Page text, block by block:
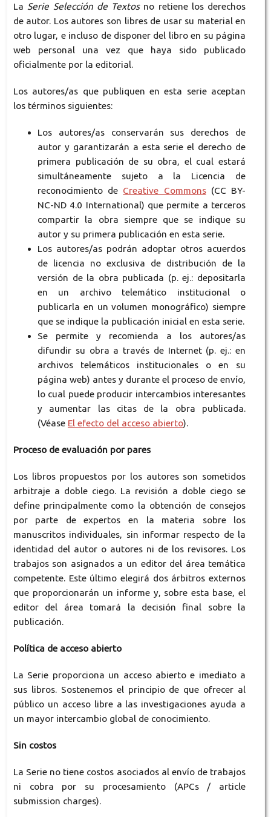
La Serie Selección de Textosno retiene los derechos
de autor. Los autores son libres de usar su material en
otro lugar, e incluso de disponer del libro en su página
web personal una vez que haya sido publicado
oficialmente por la editorial.
Los autores/as que publiquen en esta serie aceptan
los términos siguientes:
Los autores/as conservarán sus derechos de
autor y garantizarán a esta serie el derecho de
primera publicación de su obra, el cual estará
simultáneamente sujeto a la Licencia de
reconocimiento de Creative Commons(CC BY-
NC-ND 4.0 International) que permite a terceros
compartir la obra siempre que se indique su
autor y su primera publicación en esta serie.
Los autores/as podrán adoptar otros acuerdos
de licencia no exclusiva de distribución de la
versión de la obra publicada (p. ej.: depositarla
en un archivo telemático institucional o
publicarla en un volumen monográfico) siempre
que se indique la publicación inicial en esta serie.
Se permite y recomienda a los autores/as
difundir su obra a través de Internet (p. ej.: en
archivos telemáticos institucionales o en su
página web) antes y durante el proceso de envío,
lo cual puede producir intercambios interesantes
y aumentar las citas de la obra publicada.
(Véase El efecto del acceso abierto).
Proceso de evaluación por pares
Los libros propuestos por los autores son sometidos
arbitraje a doble ciego. La revisión a doble ciego se
define principalmente como la obtención de consejos
por parte de expertos en la materia sobre los
manuscritos individuales, sin informar respecto de la
identidad del autor o autores ni de los revisores. Los
trabajos son asignados a un editor del área temática
competente. Este último elegirá dos árbitros externos
que proporcionarán un informe y, sobre esta base, el
editor del área tomará la decisión final sobre la
publicación.
Política de acceso abierto
La Serie proporciona un acceso abierto e imediato a
sus libros. Sostenemos el principio de que ofrecer al
público un acceso libre a las investigaciones ayuda a
un mayor intercambio global de conocimiento.
Sin costos
La Serie no tiene costos asociados al envío de trabajos
ni cobra por su procesamiento (APCs / article
submission charges).